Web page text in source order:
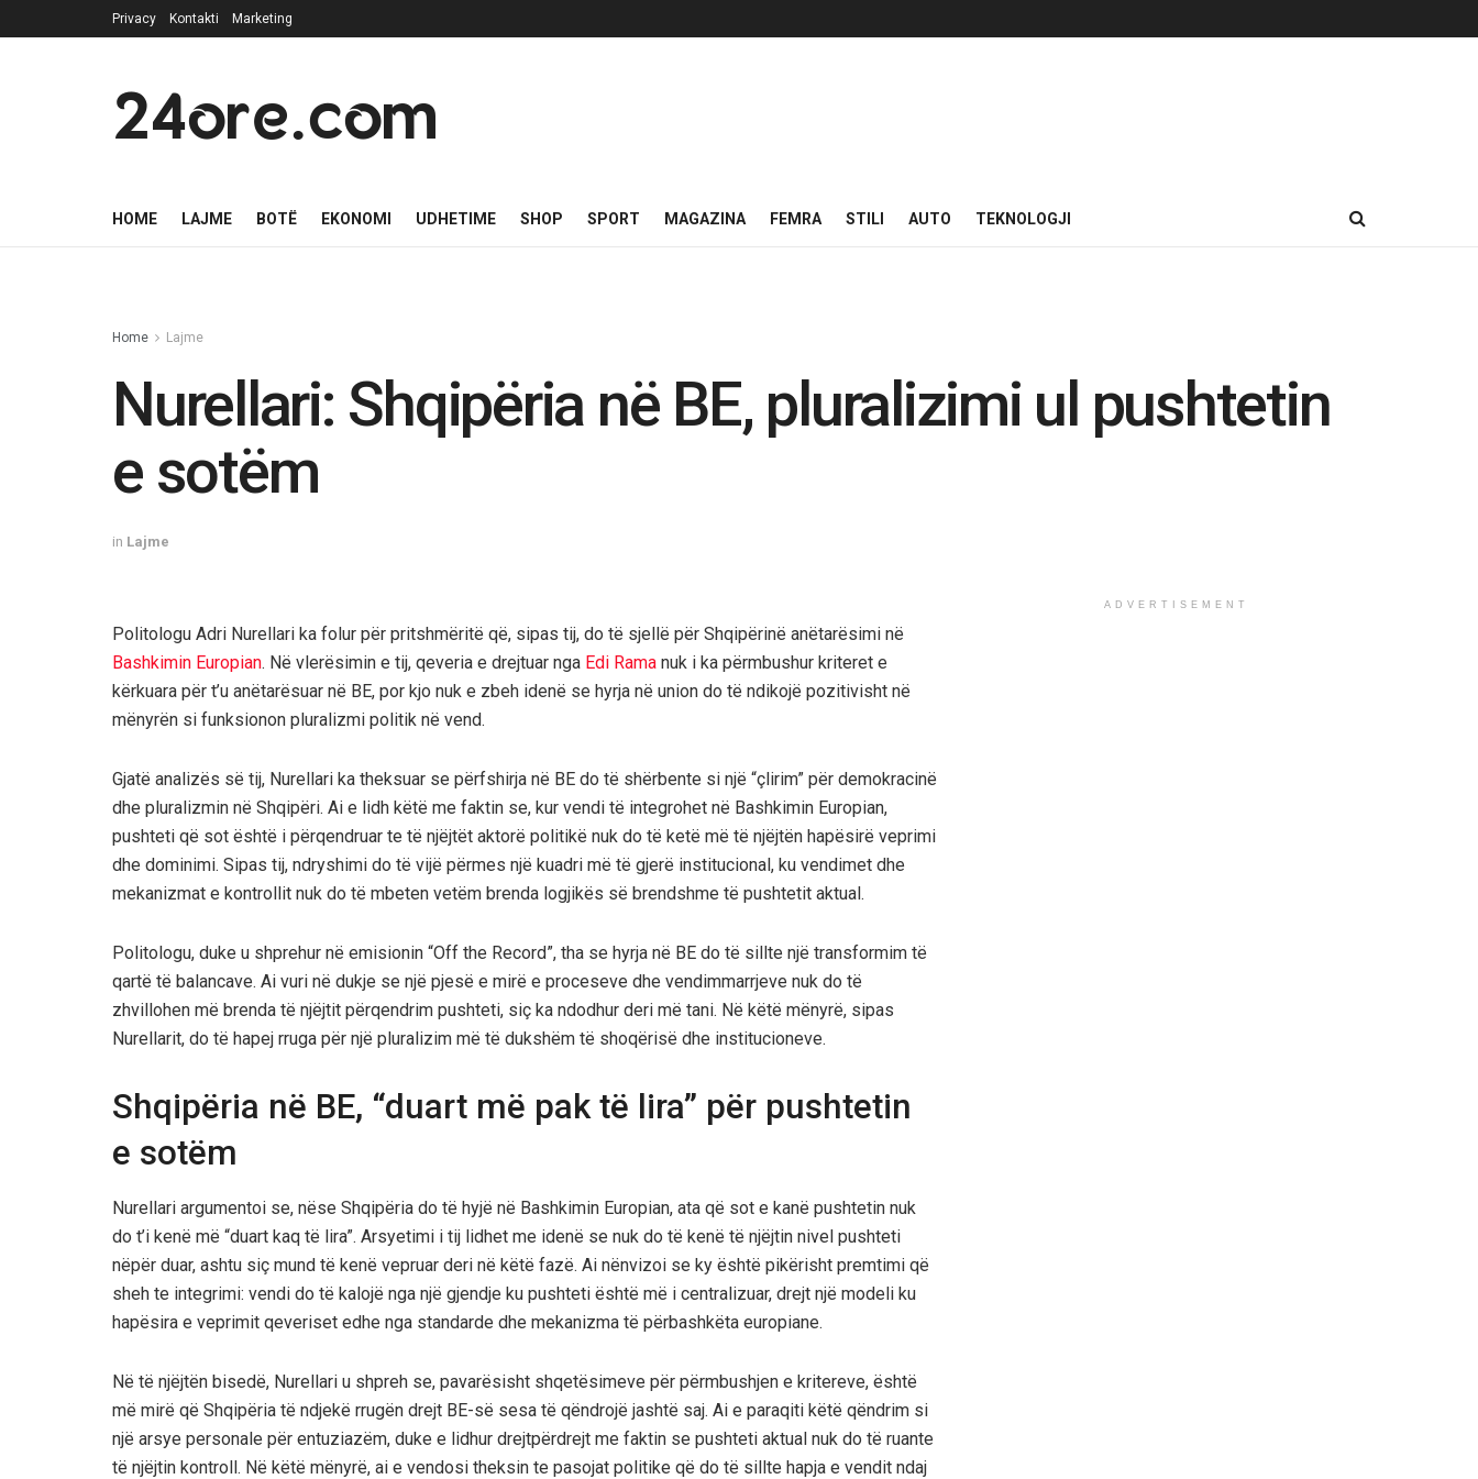
Privacy Kontakti Marketing
24ore.com
HOME LAJME BOTË EKONOMI UDHETIME SHOP SPORT MAGAZINA FEMRA STILI AUTO TEKNOLOGJI
Home Lajme
Nurellari: Shqipëria në BE, pluralizimi ul pushtetin
e sotëm
in Lajme
Politologu Adri Nurellari ka folur për pritshmëritë që, sipas tij, do të sjellë për Shqipërinë anëtarësimi në
Bashkimin Europian. Në vlerësimin e tij, qeveria e drejtuar nga Edi Rama nuk i ka përmbushur kriteret e
kërkuara për t’u anëtarësuar në BE, por kjo nuk e zbeh idenë se hyrja në union do të ndikojë pozitivisht në
mënyrën si funksionon pluralizmi politik në vend.
Gjatë analizës së tij, Nurellari ka theksuar se përfshirja në BE do të shërbente si një “çlirim” për demokracinë
dhe pluralizmin në Shqipëri. Ai e lidh këtë me faktin se, kur vendi të integrohet në Bashkimin Europian,
pushteti që sot është i përqendruar te të njëjtët aktorë politikë nuk do të ketë më të njëjtën hapësirë veprimi
dhe dominimi. Sipas tij, ndryshimi do të vijë përmes një kuadri më të gjerë institucional, ku vendimet dhe
mekanizmat e kontrollit nuk do të mbeten vetëm brenda logjikës së brendshme të pushtetit aktual.
Politologu, duke u shprehur në emisionin “Off the Record”, tha se hyrja në BE do të sillte një transformim të
qartë të balancave. Ai vuri në dukje se një pjesë e mirë e proceseve dhe vendimmarrjeve nuk do të
zhvillohen më brenda të njëjtit përqendrim pushteti, siç ka ndodhur deri më tani. Në këtë mënyrë, sipas
Nurellarit, do të hapej rruga për një pluralizim më të dukshëm të shoqërisë dhe institucioneve.
Shqipëria në BE, “duart më pak të lira” për pushtetin
e sotëm
Nurellari argumentoi se, nëse Shqipëria do të hyjë në Bashkimin Europian, ata që sot e kanë pushtetin nuk
do t’i kenë më “duart kaq të lira”. Arsyetimi i tij lidhet me idenë se nuk do të kenë të njëjtin nivel pushteti
nëpër duar, ashtu siç mund të kenë vepruar deri në këtë fazë. Ai nënvizoi se ky është pikërisht premtimi që
sheh te integrimi: vendi do të kalojë nga një gjendje ku pushteti është më i centralizuar, drejt një modeli ku
hapësira e veprimit qeveriset edhe nga standarde dhe mekanizma të përbashkëta europiane.
Në të njëjtën bisedë, Nurellari u shpreh se, pavarësisht shqetësimeve për përmbushjen e kritereve, është
më mirë që Shqipëria të ndjekë rrugën drejt BE-së sesa të qëndrojë jashtë saj. Ai e paraqiti këtë qëndrim si
një arsye personale për entuziazëm, duke e lidhur drejtpërdrejt me faktin se pushteti aktual nuk do të ruante
të njëjtin kontroll. Në këtë mënyrë, ai e vendosi theksin te pasojat politike që do të sillte hapja e vendit ndaj
ADVERTISEMENT